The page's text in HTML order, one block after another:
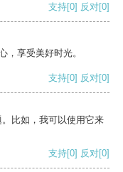
支持[0] 反对[0]
，享受美好时光。
支持[0] 反对[0]
比如，我可以使用它来
支持[0] 反对[0]